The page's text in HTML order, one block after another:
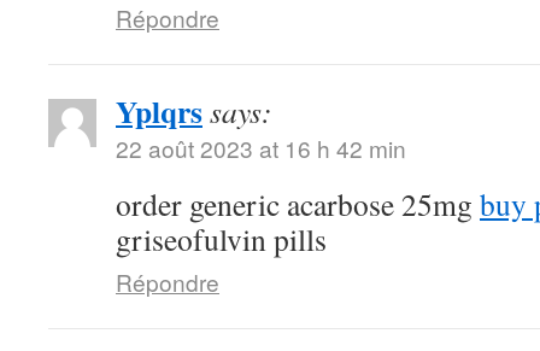
Répondre
Yplqrssays:
22 août 2023 at 16 h 42 min
order generic acarbose 25mg buy
griseofulvin pills
Répondre